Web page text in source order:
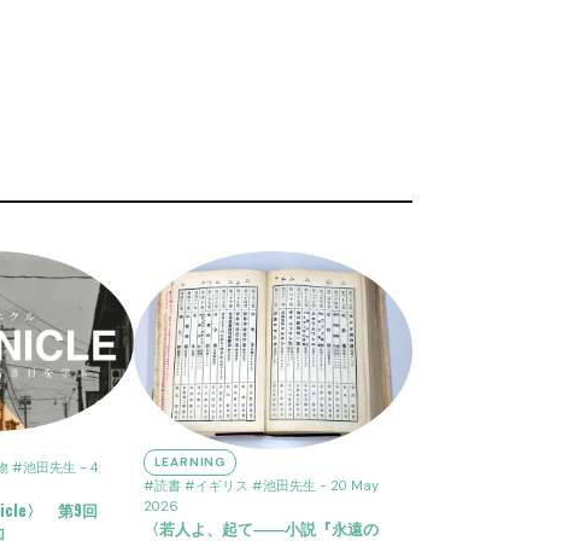
#池田先生 - 4
〉 第9回
LEARNING
#読書 #イギリス #池田先生 - 20 May
2026
〈若人よ、起て――小説『永遠の